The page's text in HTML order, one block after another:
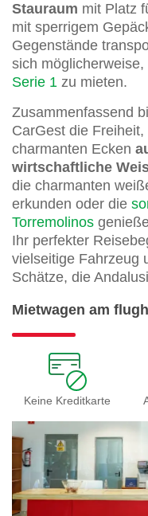
Stauraum mit Platz
mit sperrigem
Gegenstände
sich möglicherweise,
Serie 1 zu mieten.
Zusammenfassend
CarGest die
charmanten Ecken
wirtschaftliche
die charmanten
erkunden oder die
Torremolinos
Ihr perfekter
vielseitige Fahrzeug
Schätze, die
Mietwagen am
Keine Kreditkarte